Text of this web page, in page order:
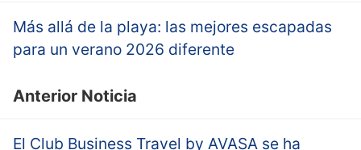
Más allá de la playa: las mejores escapadas
para un verano 2026 diferente
Anterior Noticia
El Club Business Travel by AVASA se ha